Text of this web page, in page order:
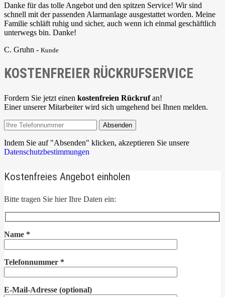
Danke für das tolle Angebot und den spitzen Service! Wir sind
schnell mit der passenden Alarmanlage ausgestattet worden. Meine
Familie schläft ruhig und sicher, auch wenn ich einmal geschäftlich
unterwegs bin. Danke!
C. Gruhn - Kunde
KOSTENFREIER RÜCKRUFSERVICE
Fordern Sie jetzt einen kostenfreien Rückrufan!
Einer unserer Mitarbeiter wird sich umgehend bei Ihnen melden.
Absenden
Indem Sie auf "Absenden" klicken, akzeptieren Sie unsere
Datenschutzbestimmungen
Kostenfreies Angebot einholen
Bitte tragen Sie hier Ihre Daten ein:
Name *
Telefonnummer *
E-Mail-Adresse (optional)